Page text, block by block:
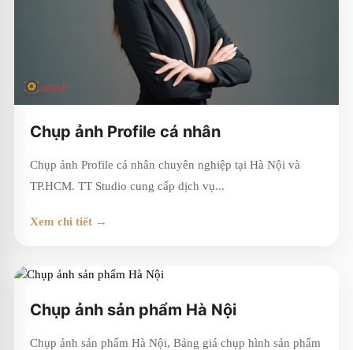
Chụp ảnh Profile cá nhân
Chụp ảnh Profile cá nhân chuyên nghiệp tại Hà Nội và
TP.HCM. TT Studio cung cấp dịch vụ...
Xem chi tiết →
Chụp ảnh sản phẩm Hà Nội
Chụp ảnh sản phẩm Hà Nội, Bảng giá chụp hình sản phẩm